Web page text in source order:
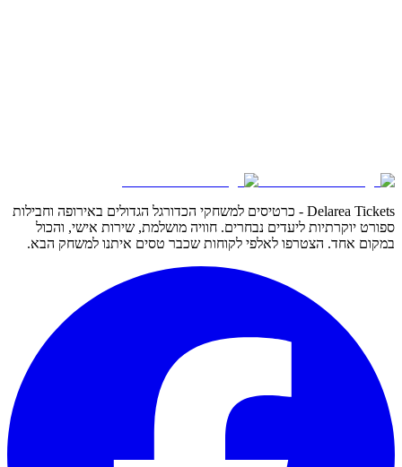
Delarea Tickets - כרטיסים למשחקי הכדורגל הגדולים באירופה וחבילות
ספורט יוקרתיות ליעדים נבחרים. חוויה מושלמת, שירות אישי, והכול
במקום אחד. הצטרפו לאלפי לקוחות שכבר טסים איתנו למשחק הבא.